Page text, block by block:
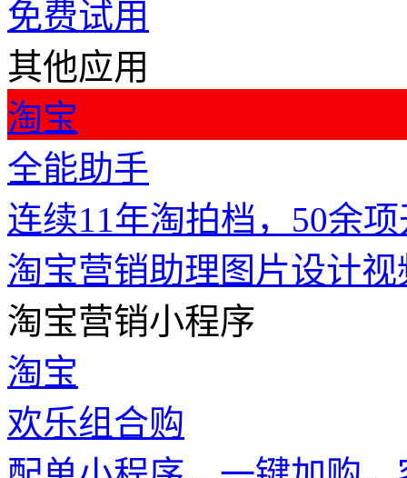
免费试用
其他应用
淘宝
全能助手
连续11年淘拍档，50余
淘宝营销助理图片设计视
淘宝营销小程序
淘宝
欢乐组合购